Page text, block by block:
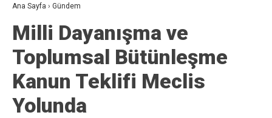
Ana Sayfa › Gündem
Milli Dayanışma ve
Toplumsal Bütünleşme
Kanun Teklifi Meclis
Yolunda